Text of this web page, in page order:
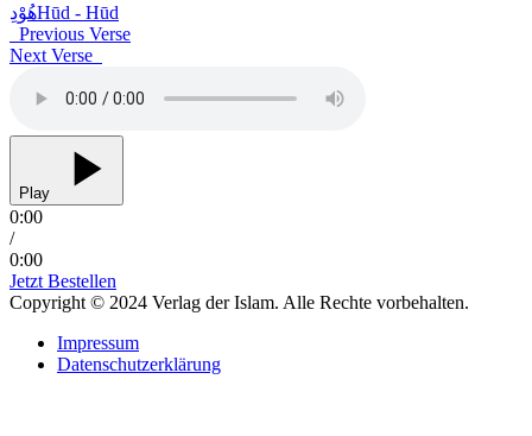
ھُوْدِHūd - Hūd
Previous Verse
Next Verse
Play
0:00
/
0:00
Jetzt Bestellen
Copyright © 2024 Verlag der Islam. Alle Rechte vorbehalten.
Impressum
Datenschutzerklärung